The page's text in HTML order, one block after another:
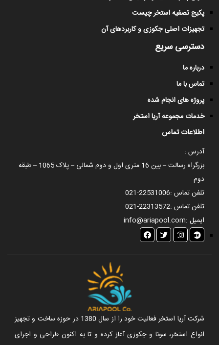
پکیج تصفیه استخر چیست
تجهیزات اصلی جکوزی و کاربردهای آن
دسترسی سریع
درباره ما
تماس با ما
پروژه های انجام شده
خدمات مجموعه آریا استخر
اطلاعات تماس
آدرس :
بزرگراه رسالت – بین 16 متری اول و دوم شمالی – پلاک 1065 – طبقه
دوم
تلفن تماس :021-22531006
تلفن تماس :021-22313572
ایمیل :info@ariapool.com
شرکت آریا استخر فعالیت خود را از سال 1380 در حوزه ساخت و تجهیز
انواع استخر، سونا و جکوزی آغاز کرده و تا به اکنون طراحی و اجرای